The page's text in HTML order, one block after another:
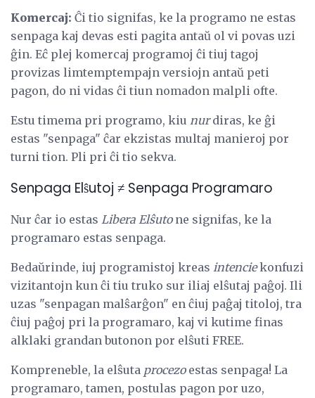
Komercaj: Ĉi tio signifas, ke la programo ne estas
senpaga kaj devas esti pagita antaŭ ol vi povas uzi
ĝin. Eĉ plej komercaj programoj ĉi tiuj tagoj
provizas limtemptempajn versiojn antaŭ peti
pagon, do ni vidas ĉi tiun nomadon malpli ofte.
Estu timema pri programo, kiu nurdiras, ke ĝi
estas "senpaga" ĉar ekzistas multaj manieroj por
turni tion. Pli pri ĉi tio sekva.
Senpaga Elŝutoj ≠ Senpaga Programaro
Nur ĉar io estas Libera Elŝutone signifas, ke la
programaro estas senpaga.
Bedaŭrinde, iuj programistoj kreas intenciekonfuzi
vizitantojn kun ĉi tiu truko sur iliaj elŝutaj paĝoj. Ili
uzas "senpagan malŝarĝon" en ĉiuj paĝaj titoloj, tra
ĉiuj paĝoj pri la programaro, kaj vi kutime finas
alklaki grandan butonon por elŝuti FREE.
Kompreneble, la elŝuta procezoestas senpaga! La
programaro, tamen, postulas pagon por uzo,